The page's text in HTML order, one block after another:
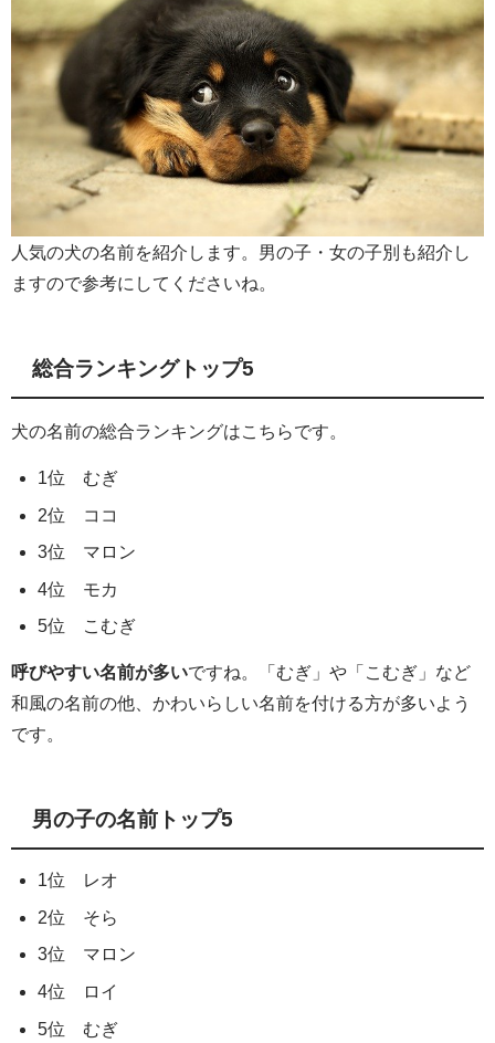
人気の犬の名前を紹介します。男の子・女の子別も紹介し
ますので参考にしてくださいね。
総合ランキングトップ5
犬の名前の総合ランキングはこちらです。
1位 むぎ
2位 ココ
3位 マロン
4位 モカ
5位 こむぎ
呼びやすい名前が多いですね。「むぎ」や「こむぎ」など
和風の名前の他、かわいらしい名前を付ける方が多いよう
です。
男の子の名前トップ5
1位 レオ
2位 そら
3位 マロン
4位 ロイ
5位 むぎ